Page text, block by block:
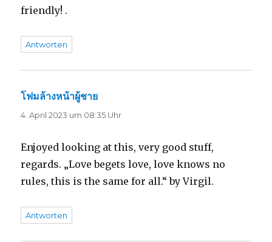
friendly! .
Antworten
โฟมล้างหน้าผู้ชาย
4. April 2023 um 08:35 Uhr
Enjoyed looking at this, very good stuff,
regards. „Love begets love, love knows no
rules, this is the same for all.“ by Virgil.
Antworten